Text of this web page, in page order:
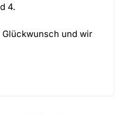
4.
und wir